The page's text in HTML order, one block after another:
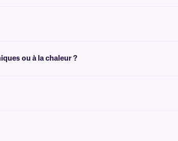
ou à la chaleur ?